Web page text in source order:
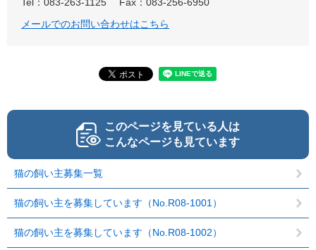
メールでのお問い合わせはこちら
このページを見ている人は
こんなページも見ています
猫の飼い主募集一覧
猫の飼い主を募集しています（No.R08-1001）
猫の飼い主を募集しています（No.R08-1002）